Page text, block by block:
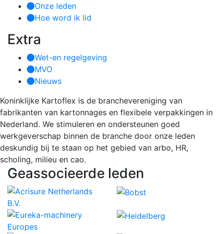
Onze leden
Hoe word ik lid
Extra
Wet-en regelgeving
MVO
Nieuws
Koninklijke Kartoflex is de branchevereniging van
fabrikanten van kartonnages en flexibele verpakkingen in
Nederland. We stimuleren en ondersteunen goed
werkgeverschap binnen de branche door onze leden
deskundig bij te staan op het gebied van arbo, HR,
scholing, milieu en cao.
Geassocieerde leden